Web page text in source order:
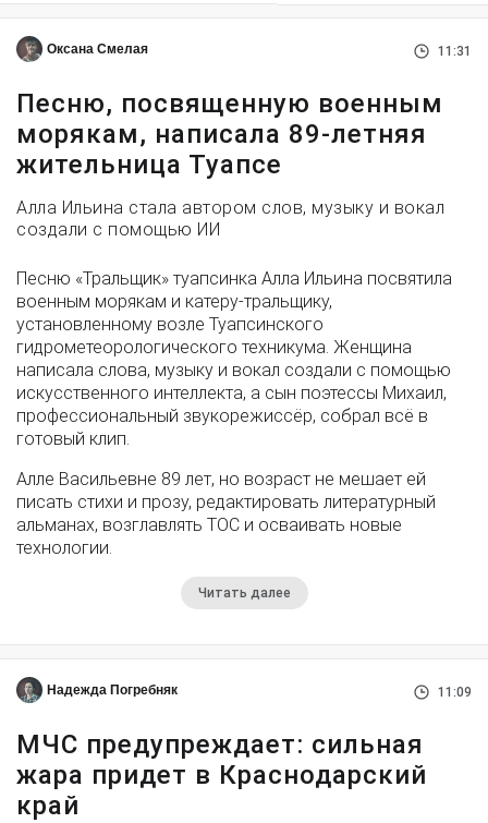
Оксана Смелая 11:31
Песню, посвященную военным
морякам, написала 89-летняя
жительница Туапсе
Алла Ильина стала автором слов, музыку и вокал
создали с помощью ИИ
Песню «Тральщик» туапсинка Алла Ильина посвятила
военным морякам и катеру-тральщику,
установленному возле Туапсинского
гидрометеорологического техникума. Женщина
написала слова, музыку и вокал создали с помощью
искусственного интеллекта, а сын поэтессы Михаил,
профессиональный звукорежиссёр, собрал всё в
готовый клип.
Алле Васильевне 89 лет, но возраст не мешает ей
писать стихи и прозу, редактировать литературный
альманах, возглавлять ТОС и осваивать новые
технологии.
Читать далее
Надежда Погребняк 11:09
МЧС предупреждает: сильная
жара придет в Краснодарский
край